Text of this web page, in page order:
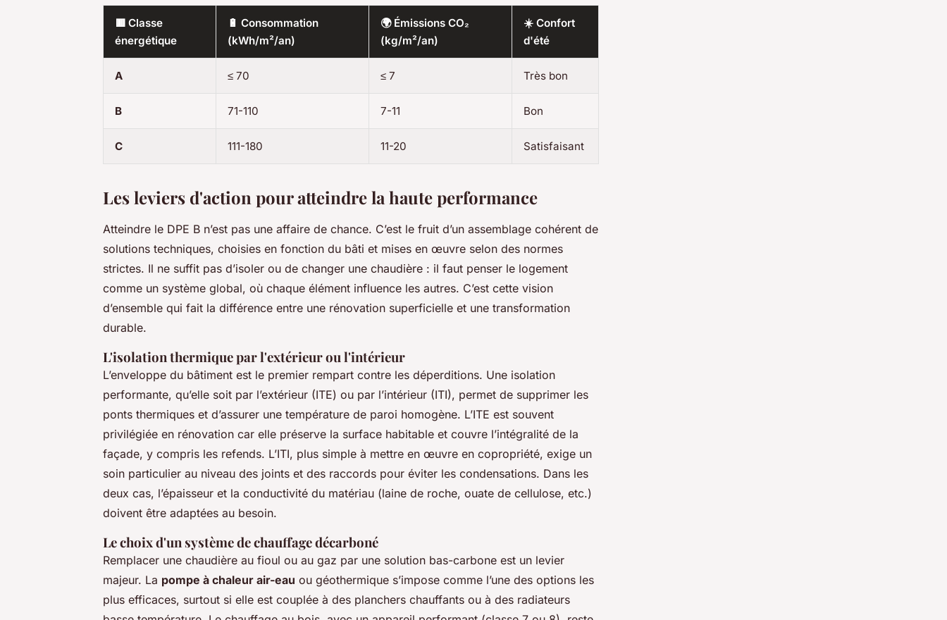
🟥 Classe
énergétique
🔋 Consommation
(kWh/m²/an)
🌍 Émissions CO₂
(kg/m²/an)
☀️ Confort
d'été
A ≤ 70 ≤ 7 Très bon
B 71-110 7-11 Bon
C 111-180 11-20 Satisfaisant
Les leviers d'action pour atteindre la haute performance
Atteindre le DPE B n’est pas une affaire de chance. C’est le fruit d’un assemblage cohérent de
solutions techniques, choisies en fonction du bâti et mises en œuvre selon des normes
strictes. Il ne suffit pas d’isoler ou de changer une chaudière : il faut penser le logement
comme un système global, où chaque élément influence les autres. C’est cette vision
d’ensemble qui fait la différence entre une rénovation superficielle et une transformation
durable.
L'isolation thermique par l'extérieur ou l'intérieur
L’enveloppe du bâtiment est le premier rempart contre les déperditions. Une isolation
performante, qu’elle soit par l’extérieur (ITE) ou par l’intérieur (ITI), permet de supprimer les
ponts thermiques et d’assurer une température de paroi homogène. L’ITE est souvent
privilégiée en rénovation car elle préserve la surface habitable et couvre l’intégralité de la
façade, y compris les refends. L’ITI, plus simple à mettre en œuvre en copropriété, exige un
soin particulier au niveau des joints et des raccords pour éviter les condensations. Dans les
deux cas, l’épaisseur et la conductivité du matériau (laine de roche, ouate de cellulose, etc.)
doivent être adaptées au besoin.
Le choix d'un système de chauffage décarboné
Remplacer une chaudière au fioul ou au gaz par une solution bas-carbone est un levier
majeur. La pompe à chaleur air-eau ou géothermique s’impose comme l’une des options les
plus efficaces, surtout si elle est couplée à des planchers chauffants ou à des radiateurs